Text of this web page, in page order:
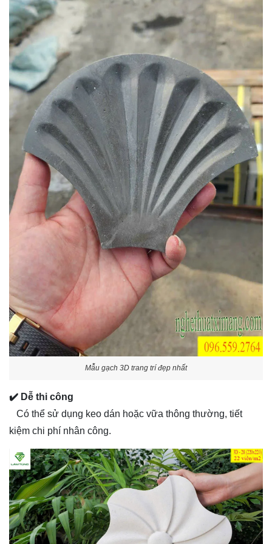
Mẫu gạch 3D trang trí đẹp nhất
✔️ Dễ thi công
Có thể sử dụng keo dán hoặc vữa thông thường, tiết
kiệm chi phí nhân công.